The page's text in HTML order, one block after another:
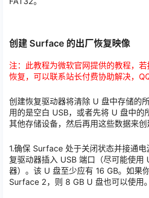
创建 Surface 的出厂恢复映像
注：此教程为微软官网提供的教程，
恢复，可以联系站长付费协助解决，
创建恢复驱动器将清除 U 盘中存储的
用的是空白 USB，或者先将 U 盘中的
其他存储设备，然后再用这些数据来创
1.确保 Surface 处于关闭状态并接通
复驱动器插入 USB 端口（尽可能使用
器）。该 U 盘至少应有 16 GB。如果
Surface 2，则 8 GB U 盘也可以使用。